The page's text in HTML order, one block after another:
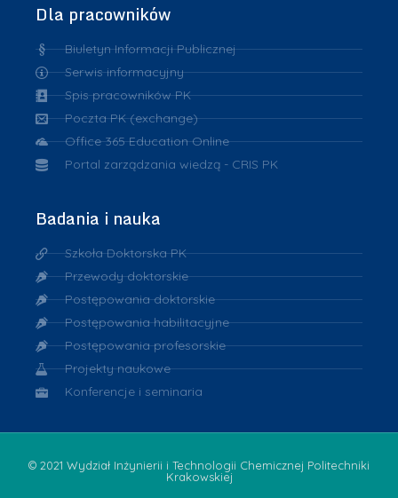
Dla pracowników
Biuletyn Informacji Publicznej
Serwis informacyjny
Spis pracowników PK
Poczta PK (exchange)
Office 365 Education Online
Portal zarządzania wiedzą - CRIS PK
Badania i nauka
Szkoła Doktorska PK
Przewody doktorskie
Postępowania doktorskie
Postępowania habilitacyjne
Postępowania profesorskie
Projekty naukowe
Konferencje i seminaria
© 2021 Wydział Inżynierii i Technologii Chemicznej Politechniki
Krakowskiej